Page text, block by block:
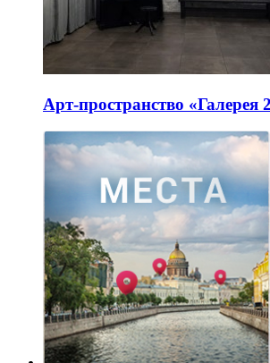
Арт-пространство «Галерея